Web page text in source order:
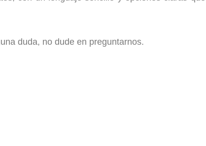
duda, no dude en preguntarnos.